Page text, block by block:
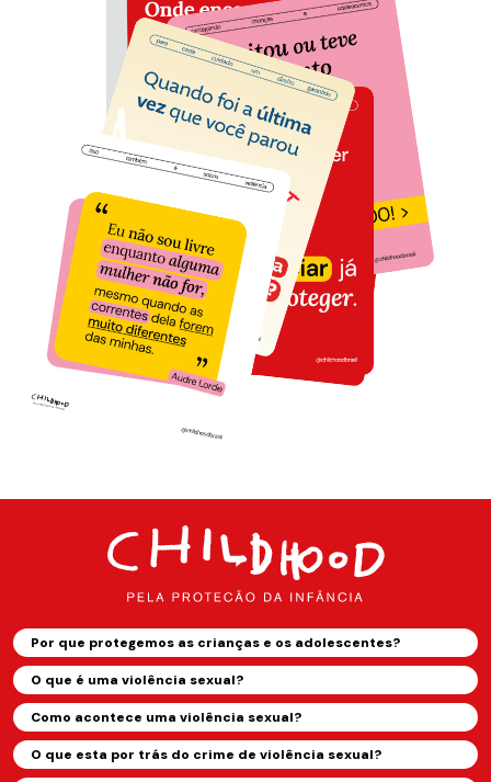
Por que protegemos as crianças e os adolescentes?
O que é uma violência sexual?
Como acontece uma violência sexual?
O que esta por trás do crime de violência sexual?